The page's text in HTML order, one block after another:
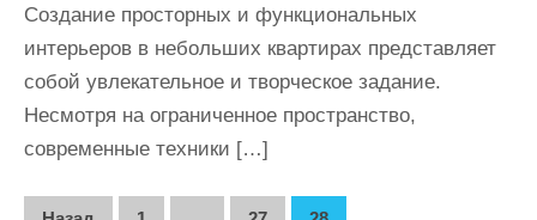
Создание просторных и функциональных
интерьеров в небольших квартирах представляет
собой увлекательное и творческое задание.
Несмотря на ограниченное пространство,
современные техники […]